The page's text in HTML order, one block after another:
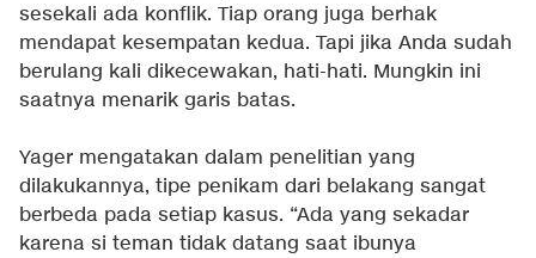
sesekali ada konflik. Tiap orang juga berhak
mendapat kesempatan kedua. Tapi jika Anda sudah
berulang kali dikecewakan, hati-hati. Mungkin ini
saatnya menarik garis batas.
Yager mengatakan dalam penelitian yang
dilakukannya, tipe penikam dari belakang sangat
berbeda pada setiap kasus. “Ada yang sekadar
karena si teman tidak datang saat ibunya